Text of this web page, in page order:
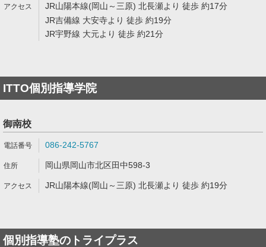
JR山陽本線(岡山～三原) 北長瀬より 徒歩 約17分
JR吉備線 大安寺より 徒歩 約19分
JR宇野線 大元より 徒歩 約21分
ITTO個別指導学院
御南校
086-242-5767
岡山県岡山市北区田中598-3
JR山陽本線(岡山～三原) 北長瀬より 徒歩 約19分
個別指導塾のトライプラス